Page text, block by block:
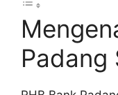
Padang